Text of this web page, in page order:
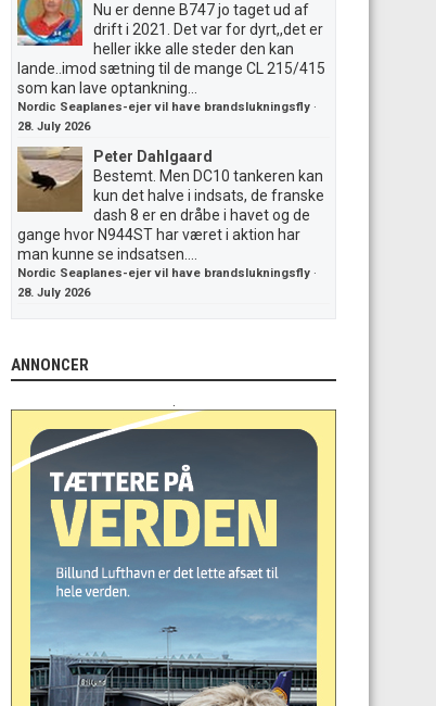
Nu er denne B747 jo taget ud af
drift i 2021. Det var for dyrt,,det er
heller ikke alle steder den kan
lande..imod sætning til de mange CL 215/415
som kan lave optankning...
Nordic Seaplanes-ejer vil have brandslukningsfly ·
28. July 2026
Peter Dahlgaard
Bestemt. Men DC10 tankeren kan
kun det halve i indsats, de franske
dash 8 er en dråbe i havet og de
gange hvor N944ST har været i aktion har
man kunne se indsatsen....
Nordic Seaplanes-ejer vil have brandslukningsfly ·
28. July 2026
ANNONCER